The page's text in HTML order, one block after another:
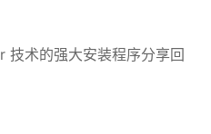
术的强大安装程序分享回